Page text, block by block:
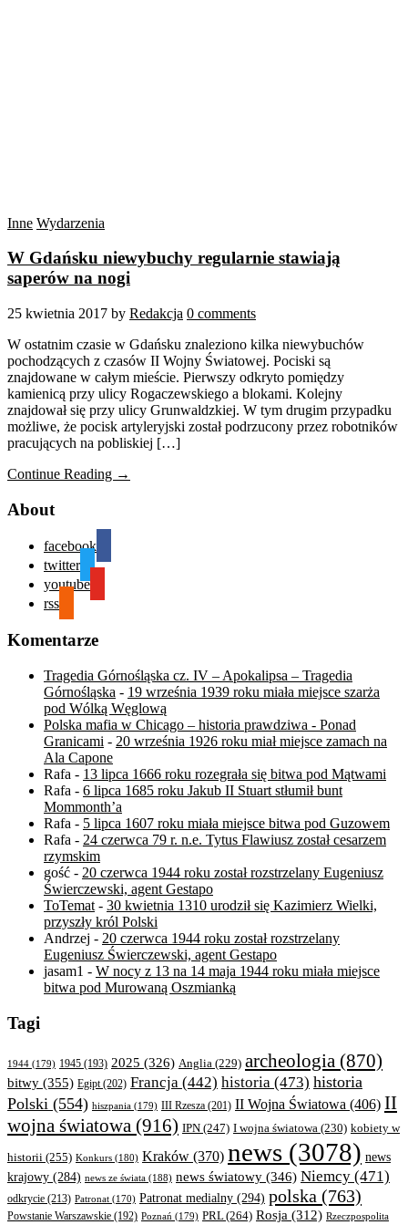
Inne Wydarzenia
W Gdańsku niewybuchy regularnie stawiają
saperów na nogi
25 kwietnia 2017 by Redakcja 0 comments
W ostatnim czasie w Gdańsku znaleziono kilka niewybuchów
pochodzących z czasów II Wojny Światowej. Pociski są
znajdowane w całym mieście. Pierwszy odkryto pomiędzy
kamienicą przy ulicy Rogaczewskiego a blokami. Kolejny
znajdował się przy ulicy Grunwaldzkiej. W tym drugim przypadku
możliwe, że pocisk artyleryjski został podrzucony przez robotników
pracujących na pobliskiej […]
Continue Reading →
About
facebook
twitter
youtube
rss
Komentarze
Tragedia Górnośląska cz. IV – Apokalipsa – Tragedia
Górnośląska - 19 września 1939 roku miała miejsce szarża
pod Wólką Węglową
Polska mafia w Chicago – historia prawdziwa - Ponad
Granicami - 20 września 1926 roku miał miejsce zamach na
Ala Capone
Rafa - 13 lipca 1666 roku rozegrała się bitwa pod Mątwami
Rafa - 6 lipca 1685 roku Jakub II Stuart stłumił bunt
Mommonth’a
Rafa - 5 lipca 1607 roku miała miejsce bitwa pod Guzowem
Rafa - 24 czerwca 79 r. n.e. Tytus Flawiusz został cesarzem
rzymskim
gość - 20 czerwca 1944 roku został rozstrzelany Eugeniusz
Świerczewski, agent Gestapo
ToTemat - 30 kwietnia 1310 urodził się Kazimierz Wielki,
przyszły król Polski
Andrzej - 20 czerwca 1944 roku został rozstrzelany
Eugeniusz Świerczewski, agent Gestapo
jasam1 - W nocy z 13 na 14 maja 1944 roku miała miejsce
bitwa pod Murowaną Oszmianką
Tagi
1944 (179) 1945 (193) 2025 (326) Anglia (229) archeologia (870)
bitwy (355) Egipt(202) Francja (442) historia (473) historia
Polski (554) hiszpania (179) III Rzesza (201) II Wojna Światowa (406) II
wojna światowa (916) IPN (247) I wojna światowa (230) kobiety w
historii (255) Konkurs (180) Kraków (370) news (3078) news
krajowy (284) news ze świata (188) news światowy (346) Niemcy (471)
odkrycie (213) Patronat (170) Patronat medialny (294) polska (763)
Powstanie Warszawskie (192) Poznań (179) PRL(264) Rosja (312) Rzeczpospolita